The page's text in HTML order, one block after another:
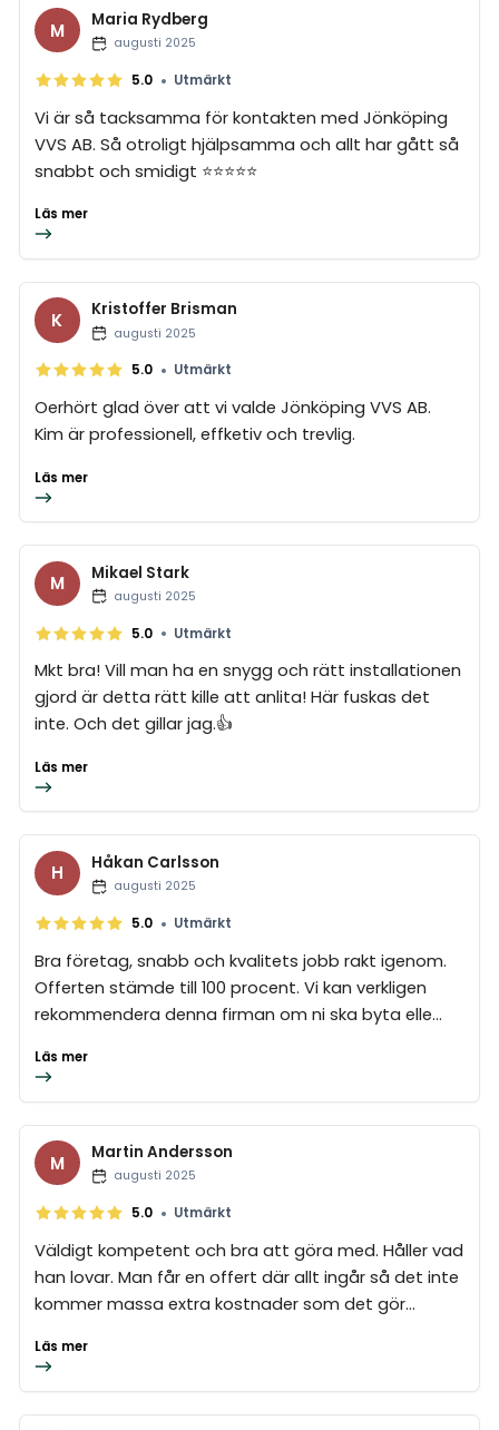
M Maria Rydberg
augusti 2025
5.0 • Utmärkt
Vi är så tacksamma för kontakten med Jönköping
VVS AB. Så otroligt hjälpsamma och allt har gått så
snabbt och smidigt ⭐️⭐️⭐️⭐️⭐️
Läs mer
K Kristoffer Brisman
augusti 2025
5.0 • Utmärkt
Oerhört glad över att vi valde Jönköping VVS AB.
Kim är professionell, effketiv och trevlig.
Läs mer
M Mikael Stark
augusti 2025
5.0 • Utmärkt
Mkt bra! Vill man ha en snygg och rätt installationen
gjord är detta rätt kille att anlita! Här fuskas det
inte. Och det gillar jag.👍
Läs mer
H Håkan Carlsson
augusti 2025
5.0 • Utmärkt
Bra företag, snabb och kvalitets jobb rakt igenom.
Offerten stämde till 100 procent. Vi kan verkligen
rekommendera denna firman om ni ska byta elle...
Läs mer
M Martin Andersson
augusti 2025
5.0 • Utmärkt
Väldigt kompetent och bra att göra med. Håller vad
han lovar. Man får en offert där allt ingår så det inte
kommer massa extra kostnader som det gör...
Läs mer